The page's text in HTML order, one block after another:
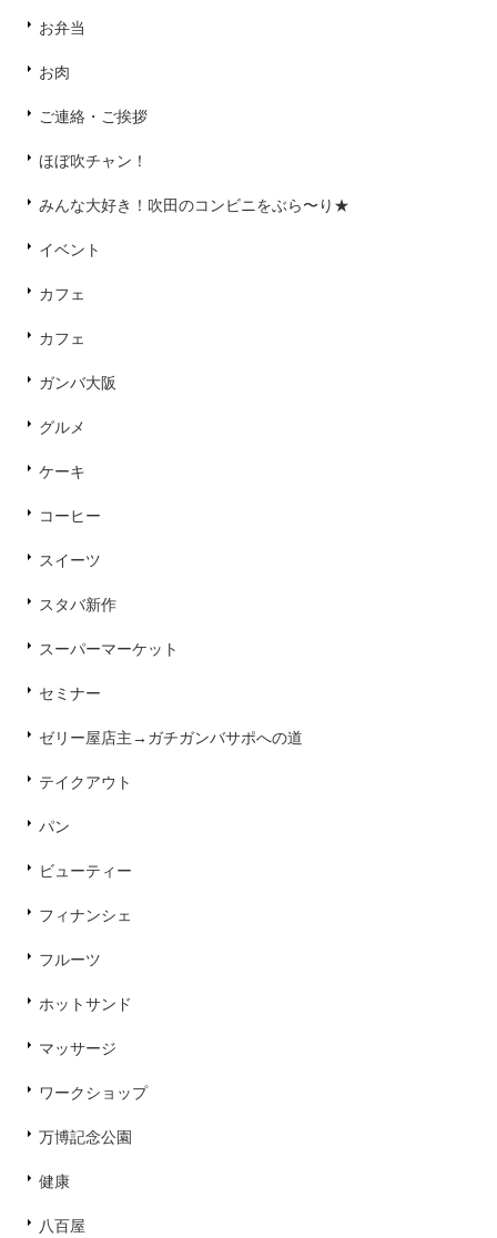
お弁当
お肉
ご連絡・ご挨拶
ほぼ吹チャン！
みんな大好き！吹田のコンビニをぶら〜り★
イベント
カフェ
カフェ
ガンバ大阪
グルメ
ケーキ
コーヒー
スイーツ
スタバ新作
スーパーマーケット
セミナー
ゼリー屋店主→ガチガンバサポへの道
テイクアウト
パン
ビューティー
フィナンシェ
フルーツ
ホットサンド
マッサージ
ワークショップ
万博記念公園
健康
八百屋